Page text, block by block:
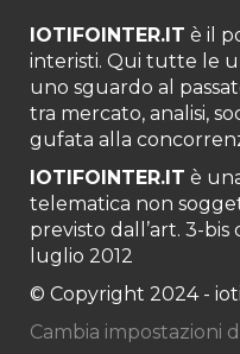
IOTIFOINTER.IT è il
interisti. Qui tutte le
uno sguardo al
tra mercato, analisi,
gufata alla
IOTIFOINTER.IT è
telematica non
previsto dall’art. 3-bis
luglio 2012
© Copyright 2024 -
Cambia impostazioni